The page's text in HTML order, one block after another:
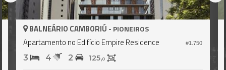
#1.750
BALNEÁRIO CAMBORIÚ - PIONEIROS
Apartamento no Edifício Empire Residence
3 4 2 125,0